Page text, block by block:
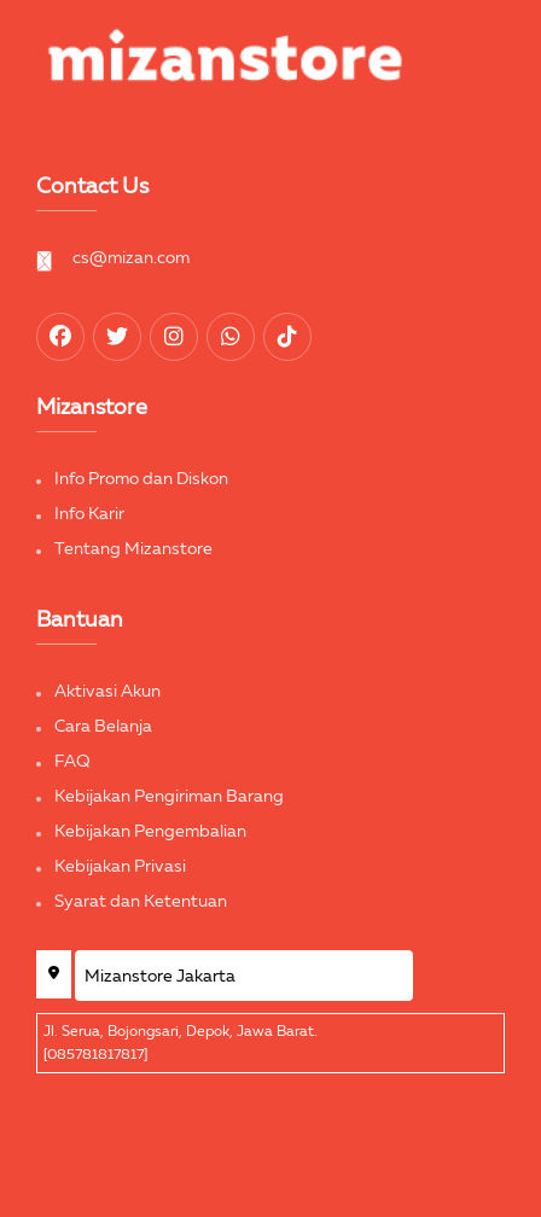
Contact Us
cs@mizan.com
Mizanstore
Info Promo dan Diskon
Info Karir
Tentang Mizanstore
Bantuan
Aktivasi Akun
Cara Belanja
FAQ
Kebijakan Pengiriman Barang
Kebijakan Pengembalian
Kebijakan Privasi
Syarat dan Ketentuan
Jl. Serua, Bojongsari, Depok, Jawa Barat.
[085781817817]